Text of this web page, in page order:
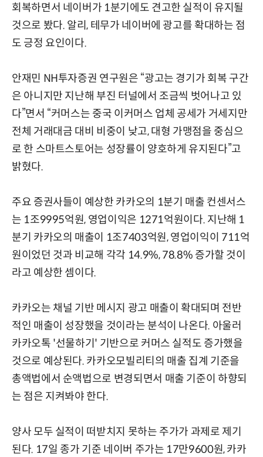
회복하면서 네이버가 1분기에도 견고한 실적이 유지될
것으로 봤다. 알리, 테무가 네이버에 광고를 확대하는 점
도 긍정 요인이다.
안재민 NH투자증권 연구원은 “광고는 경기가 회복 구간
은 아니지만 지난해 부진 터널에서 조금씩 벗어나고 있
다”면서 “커머스는 중국 이커머스 업체 공세가 거세지만
전체 거래대금 대비 비중이 낮고, 대형 가맹점을 중심으
로 한 스마트스토어는 성장률이 양호하게 유지된다”고
밝혔다.
주요 증권사들이 예상한 카카오의 1분기 매출 컨센서스
는 1조9995억원, 영업이익은 1271억원이다. 지난해 1
분기 카카오의 매출이 1조7403억원, 영업이익이 711억
원이었던 것과 비교해 각각 14.9%, 78.8% 증가할 것이
라고 예상한 셈이다.
카카오는 채널 기반 메시지 광고 매출이 확대되며 전반
적인 매출이 성장했을 것이라는 분석이 나온다. 아울러
카카오톡 '선물하기' 기반으로 커머스 실적도 증가했을
것으로 예상된다. 카카오모빌리티의 매출 집계 기준을
총액법에서 순액법으로 변경되면서 매출 기준이 하향되
는 점은 지켜봐야 한다.
양사 모두 실적이 떠받치지 못하는 주가가 과제로 제기
된다. 17일 종가 기준 네이버 주가는 17만9600원, 카카